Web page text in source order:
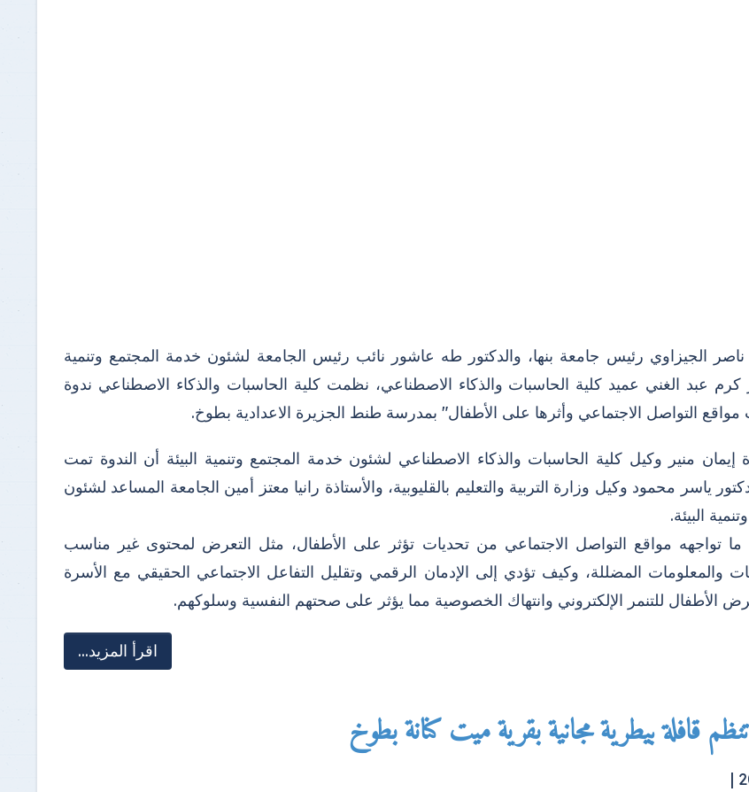
ناصر الجيزاوي رئيس جامعة بنها، والدكتور طه عاشور نائب رئيس الجامعة لشئون خدمة المجتمع وتنمية
كرم عبد الغني عميد كلية الحاسبات والذكاء الاصطناعي، نظمت كلية الحاسبات والذكاء الاصطناعي ندوة
مواقع التواصل الاجتماعي وأثرها على الأطفال" بمدرسة طنط الجزيرة الاعدادية بطوخ.
إيمان منير وكيل كلية الحاسبات والذكاء الاصطناعي لشئون خدمة المجتمع وتنمية البيئة أن الندوة تمت
ياسر محمود وكيل وزارة التربية والتعليم بالقليوبية، والأستاذة رانيا معتز أمين الجامعة المساعد لشئون
البيئة.
ما تواجهه مواقع التواصل الاجتماعي من تحديات تؤثر على الأطفال، مثل التعرض لمحتوى غير مناسب
والمعلومات المضللة، وكيف تؤدي إلى الإدمان الرقمي وتقليل التفاعل الاجتماعي الحقيقي مع الأسرة
الأطفال للتنمر الإلكتروني وانتهاك الخصوصية مما يؤثر على صحتهم النفسية وسلوكهم.
اقرأ المزيد...
قافلة بيطرية مجانية بقرية ميت كنانة بطوخ